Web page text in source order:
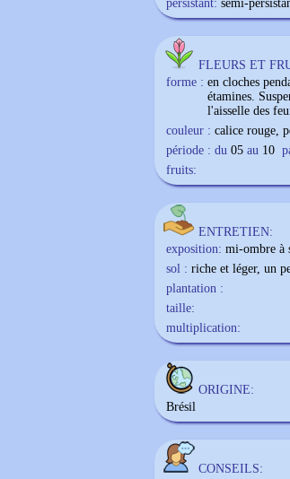
persistant: semi-
FLEURS ET
forme : en cloches
étamines.
l'aisselle des
couleur : calice rouge,
période : du 05 au 10
fruits:
ENTRETIEN:
exposition: mi-ombre à
sol : riche et léger, un
plantation :
taille:
multiplication:
ORIGINE:
Brésil
CONSEILS: